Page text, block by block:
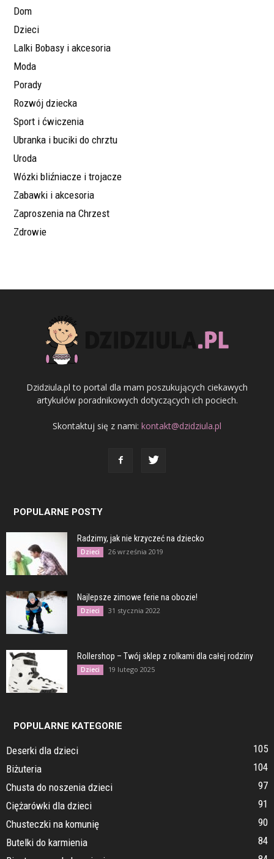
Dom
Dzieci
Lalki Bobasy i akcesoria
Moda
Porady
Rozwój dziecka
Sport i ćwiczenia
Ubranka i buciki do chrztu
Uroda
Wózki bliźniacze i trojacze
Zabawki i akcesoria
Zaproszenia na Chrzest
Zdrowie
Dzidziula.pl to portal dla mam poszukujących ciekawych
artykułów poradnikowych dotyczących ich pociech.
Skontaktuj się z nami: kontakt@dzidziula.pl
POPULARNE POSTY
Radzimy, jak nie krzyczeć na dziecko
Dzieci 26 września 2019
Najlepsze zimowe ferie na obozie!
Dzieci 31 stycznia 2022
Rollershop – Twój sklep z rolkami dla całej rodziny
Dzieci 19 lutego 2025
POPULARNE KATEGORIE
Deserki dla dzieci
105
Biżuteria
104
Chusta do noszenia dzieci
97
Ciężarówki dla dzieci
91
Chusteczki na komunię
90
Butelki do karmienia
84